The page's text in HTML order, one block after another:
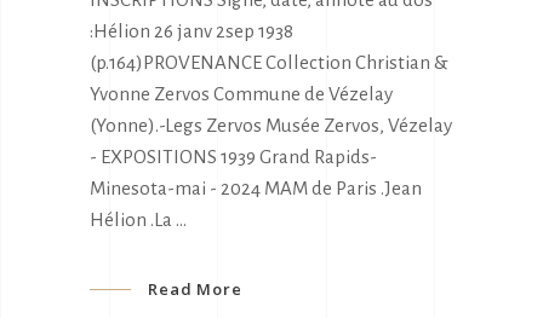
:Hélion 26 janv 2sep 1938
(p.164)PROVENANCE Collection Christian &
Yvonne Zervos Commune de Vézelay
(Yonne).-Legs Zervos Musée Zervos, Vézelay
- EXPOSITIONS 1939 Grand Rapids-
Minesota-mai - 2024 MAM de Paris .Jean
Hélion .La
Read More